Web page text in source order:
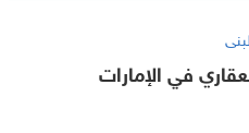
في الإمارات